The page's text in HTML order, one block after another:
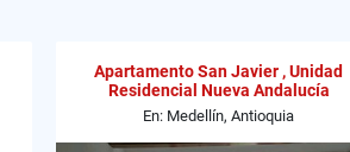
Apartamento San Javier , Unidad
Residencial Nueva Andalucía
En: Medellín, Antioquia